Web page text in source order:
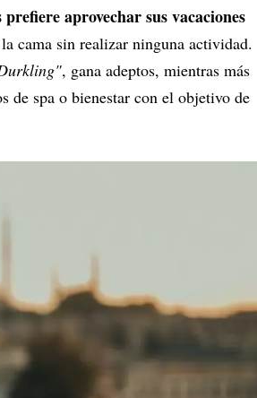
aprovechar sus vacaciones
cama sin realizar ninguna actividad.
, gana adeptos, mientras más
de spa o bienestar con el objetivo de